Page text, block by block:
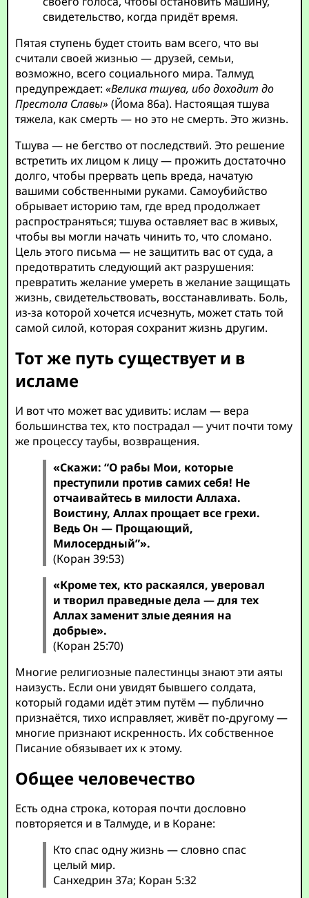
свидетельство, когда придёт время.
Пятая ступень будет стоить вам всего, что вы
считали своей жизнью — друзей, семьи,
возможно, всего социального мира. Талмуд
предупреждает:«Велика тшува, ибо доходит до
Престола Славы» (Йома 86а). Настоящая тшува
тяжела, как смерть — но это не смерть. Это жизнь.
Тшува — не бегство от последствий. Это решение
встретить их лицом к лицу — прожить достаточно
долго, чтобы прервать цепь вреда, начатую
вашими собственными руками. Самоубийство
обрывает историю там, где вред продолжает
распространяться; тшува оставляет вас в живых,
чтобы вы могли начать чинить то, что сломано.
Цель этого письма — не защитить вас от суда, а
предотвратить следующий акт разрушения:
превратить желание умереть в желание защищать
жизнь, свидетельствовать, восстанавливать. Боль,
из-за которой хочется исчезнуть, может стать той
самой силой, которая сохранит жизнь другим.
Тот же путь существует и в
исламе
И вот что может вас удивить: ислам — вера
большинства тех, кто пострадал — учит почти тому
же процессу таубы, возвращения.
«Скажи: “О рабы Мои, которые
преступили против самих себя! Не
отчаивайтесь в милости Аллаха.
Воистину, Аллах прощает все грехи.
Ведь Он — Прощающий,
Милосердный”».
(Коран 39:53)
«Кроме тех, кто раскаялся, уверовал
и творил праведные дела — для тех
Аллах заменит злые деяния на
добрые».
(Коран 25:70)
Многие религиозные палестинцы знают эти аяты
наизусть. Если они увидят бывшего солдата,
который годами идёт этим путём — публично
признаётся, тихо исправляет, живёт по-другому —
многие признают искренность. Их собственное
Писание обязывает их к этому.
Общее человечество
Есть одна строка, которая почти дословно
повторяется и в Талмуде, и в Коране:
Кто спас одну жизнь — словно спас
целый мир.
Санхедрин 37а; Коран 5:32